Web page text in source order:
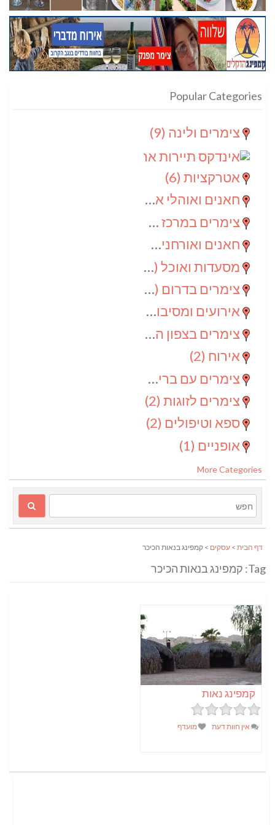
Popular Categories
צימרים ולינה (9)
אטרקציות (6)
חאנים ואוהלי אירוח
צימרים במרכז הנגב
חאנים ואורחנים
מסעדות ואוכל (4)
צימרים בדרום (4)
אירועים ומסיבות
צימרים בצפון הנגב
אירוח (2)
צימרים עם בריכה
צימרים לזוגות (2)
ספא וטיפולים (2)
אופניים (1)
More Categories
דף הבית > עסקים > קמפינג בנאות הכיכר
Tag: קמפינג בנאות הכיכר
קמפינג נאות
אין חוות דעת מועדף